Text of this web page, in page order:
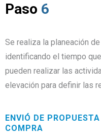
Paso 6
Se realiza la planeación
identificando el tiempo
pueden realizar las
elevación para definir las
ENVIÓ DE
COMPRA